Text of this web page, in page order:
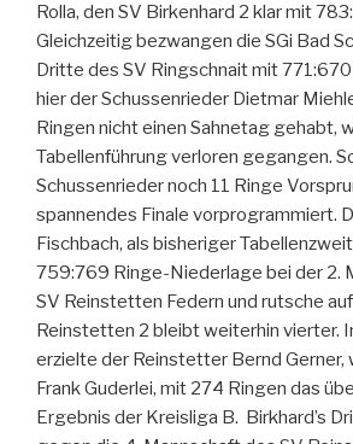
Rolla, den SV Birkenhard 2 klar mit
Gleichzeitig bezwangen die SGi Bad
Dritte des SV Ringschnait mit
hier der Schussenrieder Dietmar
Ringen nicht einen Sahnetag gehabt,
Tabellenführung verloren gegangen.
Schussenrieder noch 11 Ringe
spannendes Finale vorprogrammiert.
Fischbach, als bisheriger
759:769 Ringe-Niederlage bei der 2.
SV Reinstetten Federn und rutsche
Reinstetten 2 bleibt weiterhin vierter.
erzielte der Reinstetter Bernd Gerner,
Frank Guderlei, mit 274 Ringen das
Ergebnis der Kreisliga B. Birkhard’s